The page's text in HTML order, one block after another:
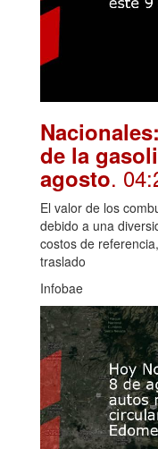
de la
agosto.
El valor de los
debido a una
costos de
traslado
Infobae